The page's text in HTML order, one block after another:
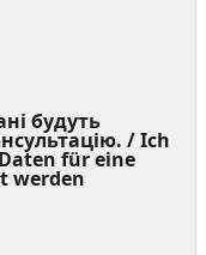
будуть
/ Ich
für eine
werden